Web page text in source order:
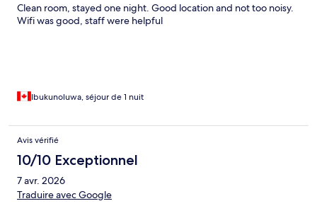
Clean room, stayed one night. Good location and not too noisy.
Wifi was good, staff were helpful
Ibukunoluwa, séjour de 1 nuit
Avis vérifié
10/10 Exceptionnel
7 avr. 2026
Traduire avec Google